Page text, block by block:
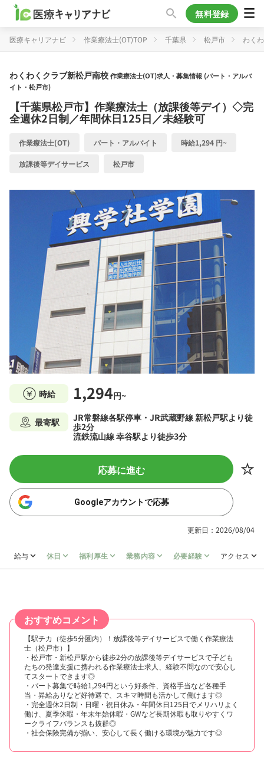
無料登録
医療キャリアナビ 作業療法士(OT)TOP 千葉県 松戸市 わく
わくわくクラブ新松戸南校作業療法士(OT)求人・募集情報 (パート・アルバ
イト・松戸市)
【千葉県松戸市】作業療法士（放課後等デイ）◇完
全週休2日制／年間休日125日／未経験可
作業療法士(OT) パート・アルバイト 時給1,294 円~
放課後等デイサービス 松戸市
時給 1,294円~
最寄駅
JR常磐線各駅停車・JR武蔵野線 新松戸駅より徒
歩2分
流鉄流山線 幸谷駅より徒歩3分
応募に進む
Googleアカウントで応募
更新日：2026/08/04
給与 休日 福利厚生 業務内容 必要経験 アクセス
おすすめコメント
【駅チカ（徒歩5分圏内）！放課後等デイサービスで働く作業療法
士（松戸市）】
・松戸市・新松戸駅から徒歩2分の放課後等デイサービスで子ども
たちの発達支援に携われる作業療法士求人、経験不問なので安心し
てスタートできます◎
・パート募集で時給1,294円という好条件、資格手当など各種手
当・昇給ありなど好待遇で、スキマ時間も活かして働けます◎
・完全週休2日制・日曜・祝日休み・年間休日125日でメリハリよく
働け、夏季休暇・年末年始休暇・GWなど長期休暇も取りやすくワ
ークライフバランスも抜群◎
・社会保険完備が揃い、安心して長く働ける環境が魅力です◎